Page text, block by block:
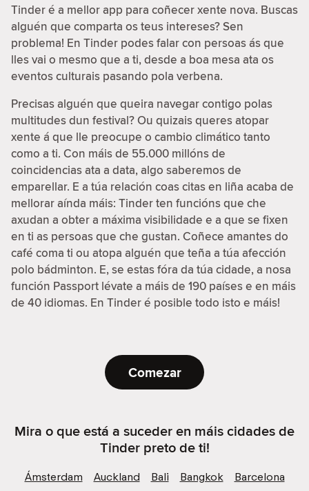
Tinder é a mellor app para coñecer xente nova. Buscas
alguén que comparta os teus intereses? Sen
problema! En Tinder podes falar con persoas ás que
lles vai o mesmo que a ti, desde a boa mesa ata os
eventos culturais pasando pola verbena.
Precisas alguén que queira navegar contigo polas
multitudes dun festival? Ou quizais queres atopar
xente á que lle preocupe o cambio climático tanto
como a ti. Con máis de 55.000 millóns de
coincidencias ata a data, algo saberemos de
emparellar. E a túa relación coas citas en liña acaba de
mellorar aínda máis: Tinder ten funcións que che
axudan a obter a máxima visibilidade e a que se fixen
en ti as persoas que che gustan. Coñece amantes do
café coma ti ou atopa alguén que teña a túa afección
polo bádminton. E, se estas fóra da túa cidade, a nosa
función Passport lévate a máis de 190 países e en máis
de 40 idiomas. En Tinder é posible todo isto e máis!
Comezar
Mira o que está a suceder en máis cidades de
Tinder preto de ti!
Ámsterdam Auckland Bali Bangkok
Barcelona